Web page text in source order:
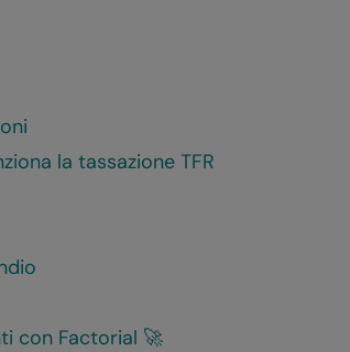
la tassazione TFR
con Factorial 🚀